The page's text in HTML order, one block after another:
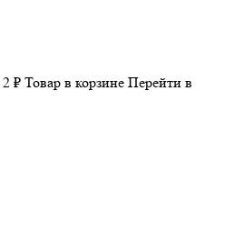
2 ₽ Товар в корзине Перейти в